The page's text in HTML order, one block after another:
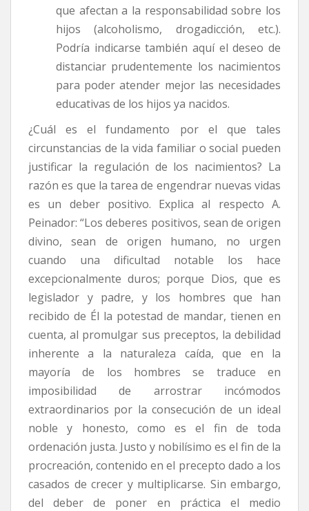
que afectan a la responsabilidad sobre los
hijos (alcoholismo, drogadicción, etc.).
Podría indicarse también aquí el deseo de
distanciar prudentemente los nacimientos
para poder atender mejor las necesidades
educativas de los hijos ya nacidos.
¿Cuál es el fundamento por el que tales
circunstancias de la vida familiar o social pueden
justificar la regulación de los nacimientos? La
razón es que la tarea de engendrar nuevas vidas
es un deber positivo. Explica al respecto A.
Peinador: “Los deberes positivos, sean de origen
divino, sean de origen humano, no urgen
cuando una dificultad notable los hace
excepcionalmente duros; porque Dios, que es
legislador y padre, y los hombres que han
recibido de Él la potestad de mandar, tienen en
cuenta, al promulgar sus preceptos, la debilidad
inherente a la naturaleza caída, que en la
mayoría de los hombres se traduce en
imposibilidad de arrostrar incómodos
extraordinarios por la consecución de un ideal
noble y honesto, como es el fin de toda
ordenación justa. Justo y nobilísimo es el fin de la
procreación, contenido en el precepto dado a los
casados de crecer y multiplicarse. Sin embargo,
del deber de poner en práctica el medio